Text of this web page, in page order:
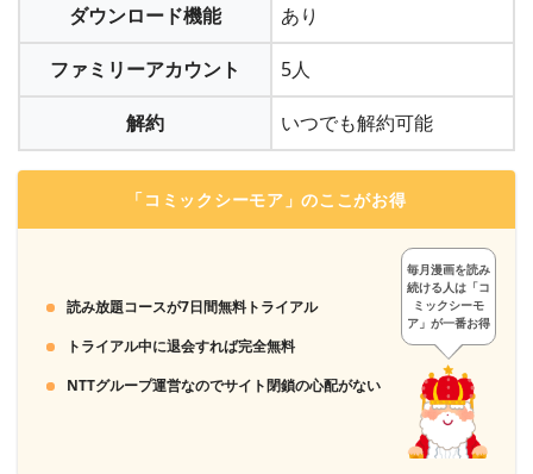
ダウンロード機能 あり
ファミリーアカウント 5人
解約 いつでも解約可能
「コミックシーモア」のここがお得
読み放題コースが7日間無料トライアル
トライアル中に退会すれば完全無料
NTTグループ運営なのでサイト閉鎖の心配がない
毎月漫画を読み
続ける人は「コ
ミックシーモ
ア」が一番お得